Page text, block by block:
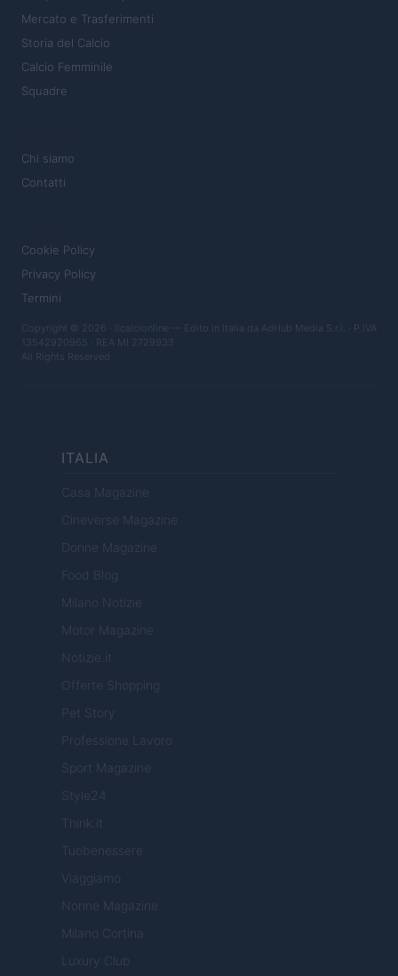
Mercato e Trasferimenti
Storia del Calcio
Calcio Femminile
Squadre
Chi siamo
Contatti
Cookie Policy
Privacy Policy
Termini
Copyright © 2026 · Ilcalcionline — Edito in Italia da AdHub Media S.r.l. · P.IVA
13542920965 · REA MI 2729933
All Rights Reserved
ITALIA
Casa Magazine
Cineverse Magazine
Donne Magazine
Food Blog
Milano Notizie
Motor Magazine
Notizie.it
Offerte Shopping
Pet Story
Professione Lavoro
Sport Magazine
Style24
Think.it
Tuobenessere
Viaggiamo
Nonne Magazine
Milano Cortina
Luxury Club